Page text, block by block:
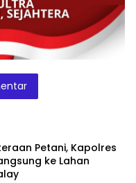
Petani, Kapolres
ke Lahan